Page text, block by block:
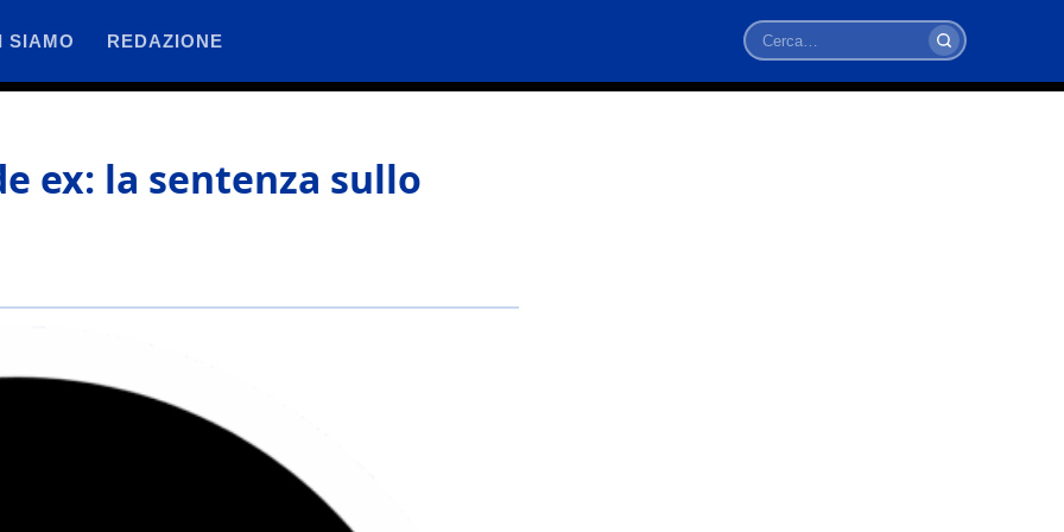
SIAMO REDAZIONE
Cerca
ex: la sentenza sullo